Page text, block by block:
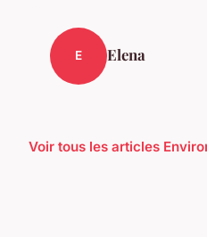
E Elena
Voir tous les articles